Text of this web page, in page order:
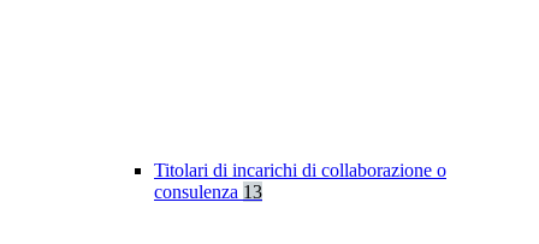
Titolari di incarichi di collaborazione o
consulenza 13